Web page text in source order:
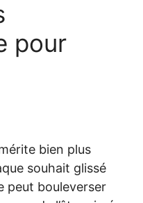
pour
bien plus
souhait glissé
peut bouleverser